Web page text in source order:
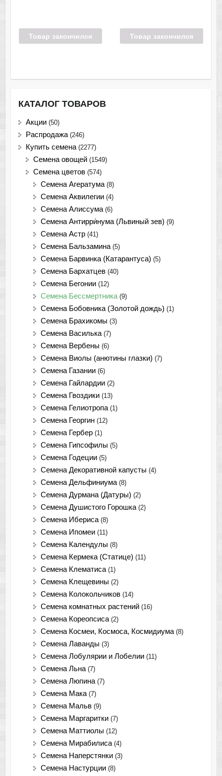
Товар закончился Товар закончился
КАТАЛОГ ТОВАРОВ
Акции (50)
Распродажа (246)
Купить семена (2277)
Семена овощей (1549)
Семена цветов (574)
Семена Агератума (8)
Семена Аквилегии (4)
Семена Алиссума (6)
Семена Антирри́нума (Львиный зев) (9)
Семена Астр (41)
Семена Бальзамина (5)
Семена Барвинка (Катарантуса) (5)
Семена Бархатцев (40)
Семена Бегонии (12)
Семена Бессмертника (9)
Семена Бобовника (Золотой дождь) (1)
Семена Брахикомы (3)
Семена Василька (7)
Семена Вербены (6)
Семена Виолы (анютины глазки) (7)
Семена Газании (6)
Семена Гайлардии (2)
Семена Гвоздики (13)
Семена Гелиотропа (1)
Семена Георгин (12)
Семена Гербер (1)
Семена Гипсофилы (5)
Семена Годеции (5)
Семена Декоративной капусты (4)
Семена Дельфиниума (8)
Семена Дурмана (Датуры) (2)
Семена Душистого Горошка (2)
Семена Ибериса (8)
Семена Ипомеи (11)
Семена Календулы (8)
Семена Кермека (Статице) (11)
Семена Клематиса (1)
Семена Клещевины (2)
Семена Колокольчиков (14)
Семена комнатных растений (16)
Семена Кореопсиса (2)
Семена Космеи, Космоса, Космидиума (8)
Семена Лаванды (3)
Семена Лобулярии и Лобелии (11)
Семена Льна (7)
Семена Люпина (7)
Семена Мака (7)
Семена Мальв (9)
Семена Маргаритки (7)
Семена Маттиолы (12)
Семена Мирабилиса (4)
Семена Наперстянки (3)
Семена Настурции (8)